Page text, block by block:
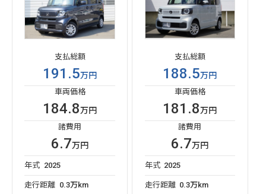
支払総額
191.5万円
車両価格
184.8万円
諸費用
6.7万円
年式 2025
走行距離 0.3万km
支払総額
188.5万円
車両価格
181.8万円
諸費用
6.7万円
年式 2025
走行距離 0.3万km